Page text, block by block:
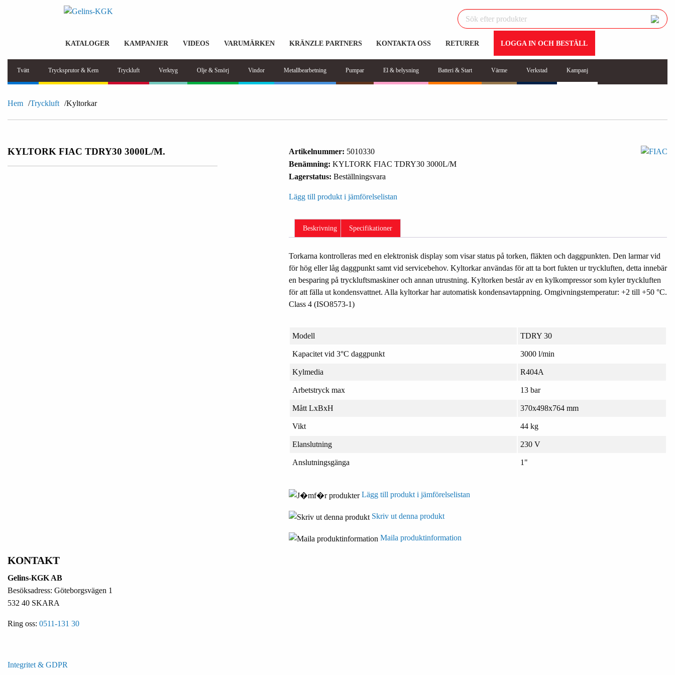
KATALOGER KAMPANJER VIDEOS VARUMÄRKEN KRÄNZLE PARTNERS KONTAKTA OSS RETURER LOGGA IN OCH BESTÄLL
Tvätt Trycksprutor & Kem Tryckluft Verktyg Olje & Smörj Vindor Metallbearbetning Pumpar El & belysning Batteri & Start Värme Verkstad Kampanj
Hem Tryckluft Kyltorkar
KYLTORK FIAC TDRY30 3000L/M. Artikelnummer: 5010330
Benämning: KYLTORK FIAC TDRY30 3000L/M
Lagerstatus: Beställningsvara
Lägg till produkt i jämförelselistan
Beskrivning Specifikationer
Torkarna kontrolleras med en elektronisk display som visar status på torken, fläkten och daggpunkten. Den larmar vid
för hög eller låg daggpunkt samt vid servicebehov. Kyltorkar användas för att ta bort fukten ur tryckluften, detta innebär
en besparing på tryckluftsmaskiner och annan utrustning. Kyltorken består av en kylkompressor som kyler tryckluften
för att fälla ut kondensvattnet. Alla kyltorkar har automatisk kondensavtappning. Omgivningstemperatur: +2 till +50 °C.
Class 4 (ISO8573-1)
Modell TDRY 30
Kapacitet vid 3°C daggpunkt 3000 l/min
Kylmedia R404A
Arbetstryck max 13 bar
Mått LxBxH 370x498x764 mm
Vikt 44 kg
Elanslutning 230 V
Anslutningsgänga 1"
Lägg till produkt i jämförelselistan
Skriv ut denna produkt
Maila produktinformation
KONTAKT
Gelins-KGK AB
Besöksadress: Göteborgsvägen 1
532 40 SKARA
Ring oss: 0511-131 30
Integritet & GDPR